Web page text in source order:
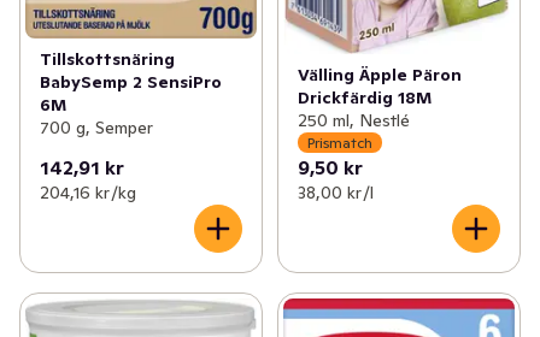
Tillskottsnäring
BabySemp 2 SensiPro
6M
700 g, Semper
142,91 kr
204,16 kr /kg
Välling Äpple Päron
Drickfärdig 18M
250 ml, Nestlé
Prismatch
9,50 kr
38,00 kr /l